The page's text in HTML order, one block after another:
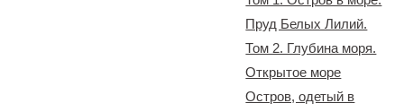
Пруд Белых Лилий.
Том 2. Глубина моря.
Открытое море
Остров, одетый в